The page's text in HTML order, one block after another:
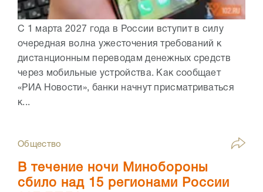
С 1 марта 2027 года в России вступит в силу
очередная волна ужесточения требований к
дистанционным переводам денежных средств
через мобильные устройства. Как сообщает
«РИА Новости», банки начнут присматриваться
к...
Общество
В течение ночи Минобороны
сбило над 15 регионами России